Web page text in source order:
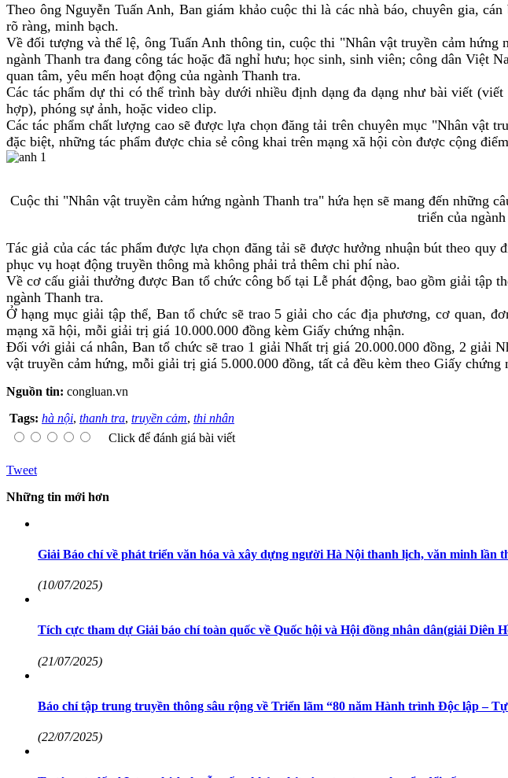
Theo ông Nguyễn Tuấn Anh, Ban giám khảo cuộc thi là các nhà báo, chuyên gia,
rõ ràng, minh bạch.
Về đối tượng và thể lệ, ông Tuấn Anh thông tin, cuộc thi "Nhân vật truyền cảm
ngành Thanh tra đang công tác hoặc đã nghỉ hưu; học sinh, sinh viên; công dân
quan tâm, yêu mến hoạt động của ngành Thanh tra.
Các tác phẩm dự thi có thể trình bày dưới nhiều định dạng đa dạng như bài viết
hợp), phóng sự ảnh, hoặc video clip.
Các tác phẩm chất lượng cao sẽ được lựa chọn đăng tải trên chuyên mục "Nhân vật
đặc biệt, những tác phẩm được chia sẻ công khai trên mạng xã hội còn được cộng
Cuộc thi "Nhân vật truyền cảm hứng ngành Thanh tra" hứa hẹn sẽ mang đến những
triển của
Tác giả của các tác phẩm được lựa chọn đăng tải sẽ được hưởng nhuận bút theo
phục vụ hoạt động truyền thông mà không phải trả thêm chi phí nào.
Về cơ cấu giải thưởng được Ban tổ chức công bố tại Lễ phát động, bao gồm giải tập
ngành Thanh tra.
Ở hạng mục giải tập thể, Ban tổ chức sẽ trao 5 giải cho các địa phương, cơ quan,
mạng xã hội, mỗi giải trị giá 10.000.000 đồng kèm Giấy chứng nhận.
Đối với giải cá nhân, Ban tổ chức sẽ trao 1 giải Nhất trị giá 20.000.000 đồng, 2 giải
vật truyền cảm hứng, mỗi giải trị giá 5.000.000 đồng, tất cả đều kèm theo Giấy chứng
Nguồn tin: congluan.vn
Tags: hà nội, thanh tra, truyền cảm, thi nhân
Click để đánh giá bài viết
Tweet
Những tin mới hơn
Giải Báo chí về phát triển văn hóa và xây dựng người Hà Nội thanh lịch, văn minh lần
(10/07/2025)
Tích cực tham dự Giải báo chí toàn quốc về Quốc hội và Hội đồng nhân dân(giải Diên
(21/07/2025)
Báo chí tập trung truyền thông sâu rộng về Triển lãm “80 năm Hành trình Độc lập –
(22/07/2025)